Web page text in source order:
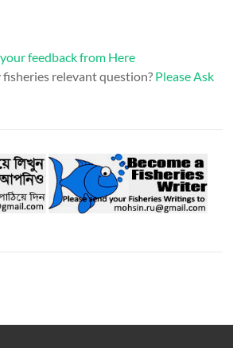
feedback from Here
fisheries relevant question? Please Ask